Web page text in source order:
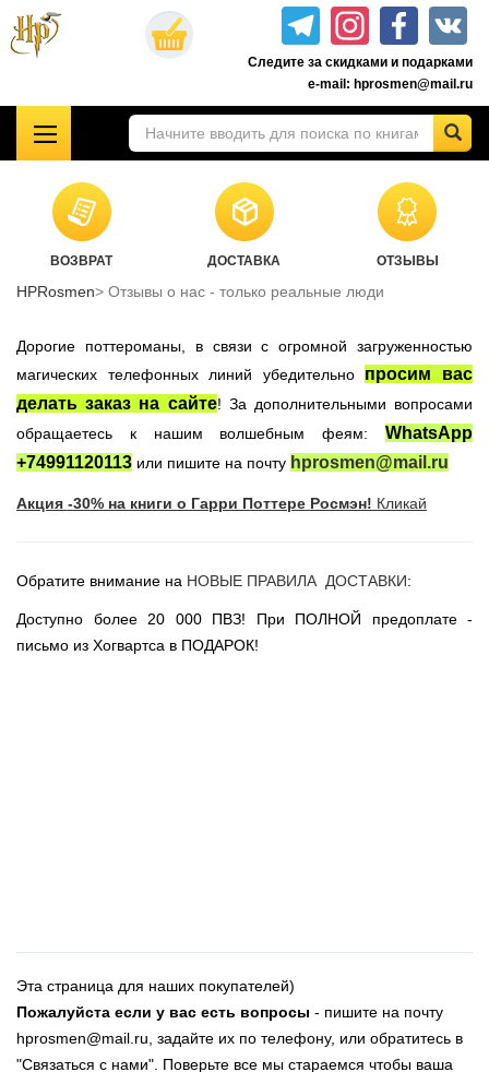
Перейти
Следите за скидками и подарками
e-mail: hprosmen@mail.ru
Комплекты книг о Гарри Поттере
Акционные товары к комплекту 7 книг Росмэн
Учебники Хогвартса
Гарри Поттер на английском
Настольные игры
Атрибутика Гарри Поттер
Одежда Гарри Поттер
Новогодние игрушки
ВОЗВРАТ ДОСТАВКА ОТЗЫВЫ
HPRosmen Отзывы о нас - только реальные люди
Дорогие поттероманы, в связи с огромной загруженностью
магических телефонных линий убедительно просим вас
делать заказ на сайте! За дополнительными вопросами
обращаетесь к нашим волшебным феям:
WhatsApp
+74991120113 или пишите на почту hprosmen@mail.ru
Акция -30% на книги о Гарри Поттере Росмэн! Кликай
Обратите внимание на НОВЫЕ ПРАВИЛА ДОСТАВКИ:
Доступно более 20 000 ПВЗ! При ПОЛНОЙ предоплате -
письмо из Хогвартса в ПОДАРОК!
Эта страница для наших покупателей)
Пожалуйста если у вас есть вопросы - пишите на почту
hprosmen@mail.ru, задайте их по телефону, или обратитесь в
"Связаться с нами". Поверьте все мы стараемся чтобы ваша